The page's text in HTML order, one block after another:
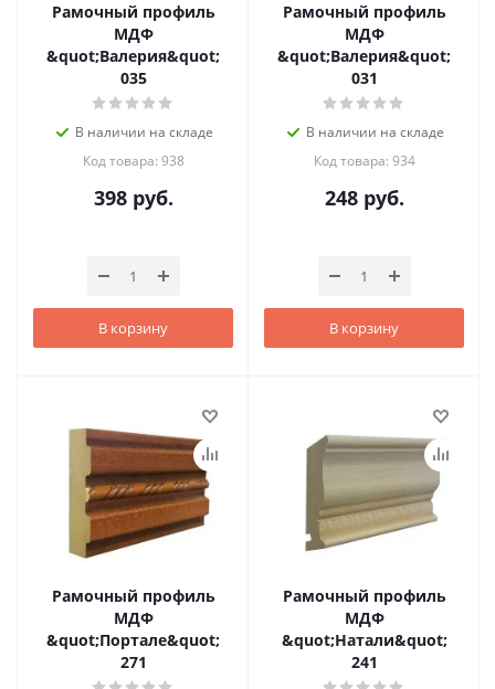
Рамочный профиль
МДФ
&quot;Валерия&quot;
035
В наличии на складе
Код товара: 938
398руб.
В корзину
Рамочный профиль
МДФ
&quot;Валерия&quot;
031
В наличии на складе
Код товара: 934
248руб.
В корзину
Рамочный профиль
МДФ
&quot;Портале&quot;
271
Рамочный профиль
МДФ
&quot;Натали&quot;
241